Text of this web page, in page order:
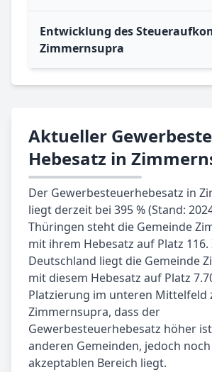
Entwicklung des
Zimmernsupra
Aktueller
Hebesatz in
Der Gewerbesteuerhebesatz in
liegt derzeit bei 395 % (Stand:
Thüringen steht die Gemeinde
mit ihrem Hebesatz auf Platz 116.
Deutschland liegt die Gemeinde
mit diesem Hebesatz auf Platz
Platzierung im unteren Mittelfeld
Zimmernsupra, dass der
Gewerbesteuerhebesatz höher
anderen Gemeinden, jedoch
akzeptablen Bereich liegt.